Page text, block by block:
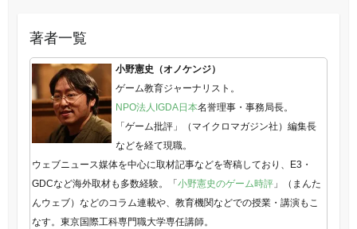
著者一覧
小野憲史（オノケンジ）
ゲーム教育ジャーナリスト。
NPO法人IGDA日本名誉理事・事務局長。
「ゲーム批評」（マイクロマガジン社）編集長
などを経て現職。
ウェブニュース媒体を中心に取材記事などを寄稿しており、E3・
GDCなど海外取材も多数経験。「小野憲史のゲーム時評」（まんた
んウェブ）などのコラム連載や、教育機関などでの授業・講演もこ
なす。東京国際工科専門職大学専任講師。